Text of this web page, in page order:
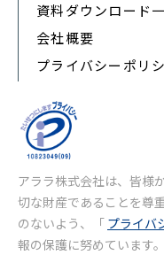
資料ダウンロード
会社概要
プライバシーポリ
アララ株式会社は、皆様
切な財産であることを尊
のないよう、「 プライバ
報の保護に努めています。